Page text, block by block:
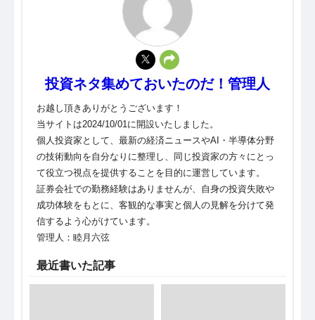
投資ネタ集めておいたのだ！管理人
お越し頂きありがとうございます！
当サイトは2024/10/01に開設いたしました。
個人投資家として、最新の経済ニュースやAI・半導体分野
の技術動向を自分なりに整理し、同じ投資家の方々にとっ
て役立つ視点を提供することを目的に運営しています。
証券会社での勤務経験はありませんが、自身の投資失敗や
成功体験をもとに、客観的な事実と個人の見解を分けて発
信するよう心がけています。
管理人：睦月六弦
最近書いた記事